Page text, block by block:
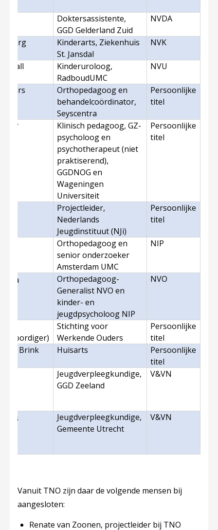
Doktersassistente,
GGD Gelderland Zuid
NVDA
Kinderarts, Ziekenhuis
St. Jansdal
NVK
Wall
Kinderuroloog,
RadboudUMC
NVU
Orthopedagoog en
behandelcoördinator,
Seyscentra
Persoonlijke
titel
Klinisch pedagoog, GZ-
psycholoog en
psychotherapeut (niet
praktiserend),
GGDNOG en
Wageningen
Universiteit
Persoonlijke
titel
Projectleider,
Nederlands
Jeugdinstituut (NJi)
Persoonlijke
titel
Orthopedagoog en
senior onderzoeker
Amsterdam UMC
NIP
Orthopedagoog-
Generalist NVO en
kinder- en
jeugdpsycholoog NIP
NVO
Stichting voor
Werkende Ouders
Persoonlijke
titel
den Brink
Huisarts
Persoonlijke
titel
Jeugdverpleegkundige,
GGD Zeeland
V&VN
Jeugdverpleegkundige,
Gemeente Utrecht
V&VN
Vanuit TNO zijn daar de volgende mensen bij
aangesloten:
Renate van Zoonen, projectleider bij TNO